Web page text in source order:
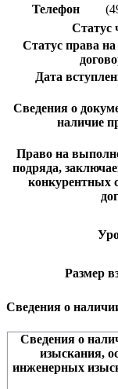
Телефон
Статус
Статус права
Дата
Сведения о
наличие
Право на
подряда,
конкурентных
Размер
Сведения о
Сведения о
изыскания,
инженерных